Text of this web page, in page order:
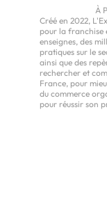
À
Créé en 2022,
pour la franchise
enseignes, des
pratiques sur le
ainsi que des
rechercher et
France, pour
du commerce
pour réussir son